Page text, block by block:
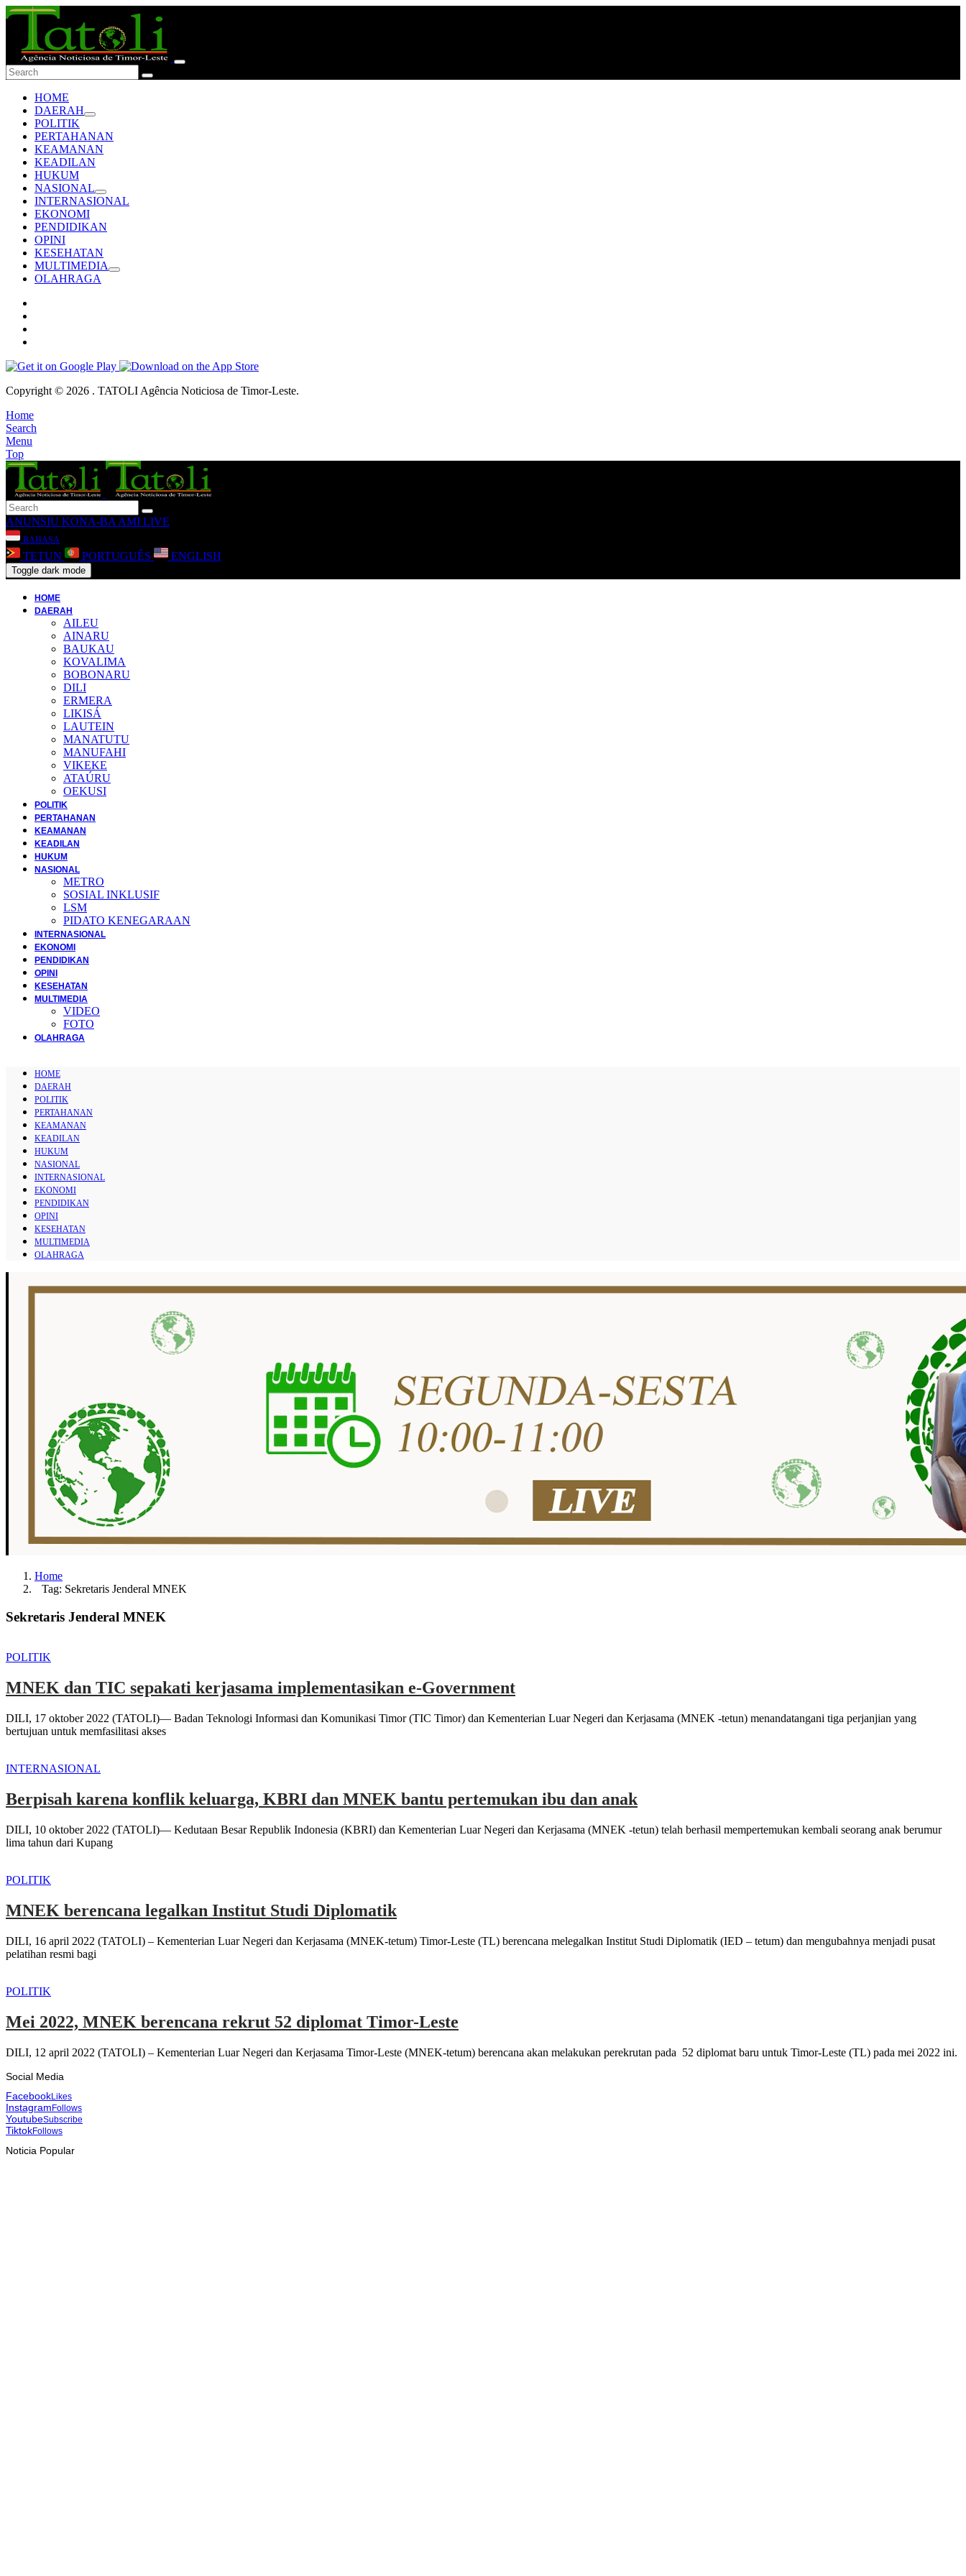
HOME
DAERAH
POLITIK
PERTAHANAN
KEAMANAN
KEADILAN
HUKUM
NASIONAL
INTERNASIONAL
EKONOMI
PENDIDIKAN
OPINI
KESEHATAN
MULTIMEDIA
OLAHRAGA
Copyright © 2026 . TATOLI Agência Noticiosa de Timor-Leste.
Home
Search
Menu
Top
ANUNSIU KONA-BA AMI LIVE
BAHASA
TETUN PORTUGUÊS ENGLISH
Toggle dark mode
HOME
DAERAH
AILEU
AINARU
BAUKAU
KOVALIMA
BOBONARU
DILI
ERMERA
LIKISÁ
LAUTEIN
MANATUTU
MANUFAHI
VIKEKE
ATAÚRU
OEKUSI
POLITIK
PERTAHANAN
KEAMANAN
KEADILAN
HUKUM
NASIONAL
METRO
SOSIAL INKLUSIF
LSM
PIDATO KENEGARAAN
INTERNASIONAL
EKONOMI
PENDIDIKAN
OPINI
KESEHATAN
MULTIMEDIA
VIDEO
FOTO
OLAHRAGA
HOME
DAERAH
POLITIK
PERTAHANAN
KEAMANAN
KEADILAN
HUKUM
NASIONAL
INTERNASIONAL
EKONOMI
PENDIDIKAN
OPINI
KESEHATAN
MULTIMEDIA
OLAHRAGA
Home
Tag: Sekretaris Jenderal MNEK
Sekretaris Jenderal MNEK
POLITIK
MNEK dan TIC sepakati kerjasama implementasikan e-Government
DILI, 17 oktober 2022 (TATOLI)— Badan Teknologi Informasi dan Komunikasi Timor (TIC Timor) dan Kementerian Luar Negeri dan Kerjasama (MNEK -tetun) menandatangani tiga perjanjian yang
bertujuan untuk memfasilitasi akses
INTERNASIONAL
Berpisah karena konflik keluarga, KBRI dan MNEK bantu pertemukan ibu dan anak
DILI, 10 oktober 2022 (TATOLI)— Kedutaan Besar Republik Indonesia (KBRI) dan Kementerian Luar Negeri dan Kerjasama (MNEK -tetun) telah berhasil mempertemukan kembali seorang anak berumur
lima tahun dari Kupang
POLITIK
MNEK berencana legalkan Institut Studi Diplomatik
DILI, 16 april 2022 (TATOLI) – Kementerian Luar Negeri dan Kerjasama (MNEK-tetum) Timor-Leste (TL) berencana melegalkan Institut Studi Diplomatik (IED – tetum) dan mengubahnya menjadi pusat
pelatihan resmi bagi
POLITIK
Mei 2022, MNEK berencana rekrut 52 diplomat Timor-Leste
DILI, 12 april 2022 (TATOLI) – Kementerian Luar Negeri dan Kerjasama Timor-Leste (MNEK-tetum) berencana akan melakukan perekrutan pada 52 diplomat baru untuk Timor-Leste (TL) pada mei 2022 ini.
Social Media
Facebook Likes
Instagram Follows
YoutubeSubscribe
TiktokFollows
Noticia Popular